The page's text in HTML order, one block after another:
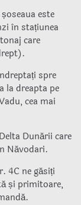
este
în stațiunea
care
spre
la dreapta pe
cea mai
Dunării care
Năvodari.
4C ne găsiți
și primitoare,